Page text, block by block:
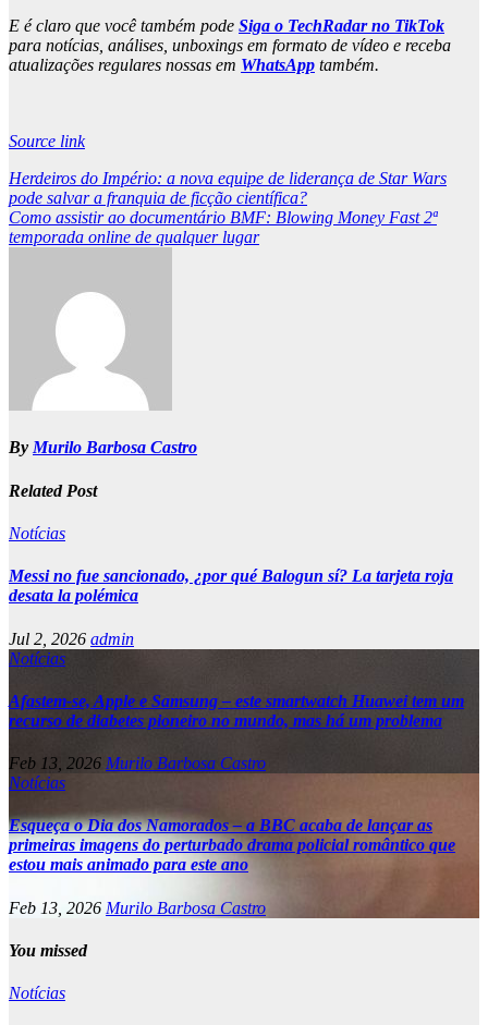
E é claro que você também pode Siga o TechRadar no TikTok
para notícias, análises, unboxings em formato de vídeo e receba
atualizações regulares nossas em WhatsApp também.
Source link
Post
navigation
Herdeiros do Império: a nova equipe de liderança de Star Wars
pode salvar a franquia de ficção científica?
Como assistir ao documentário BMF: Blowing Money Fast 2ª
temporada online de qualquer lugar
ByMurilo Barbosa Castro
Related Post
Notícias
Messi no fue sancionado, ¿por qué Balogun sí? La tarjeta roja
desata la polémica
Jul 2, 2026 admin
Notícias
Afastem-se, Apple e Samsung – este smartwatch Huawei tem um
recurso de diabetes pioneiro no mundo, mas há um problema
Feb 13, 2026 Murilo Barbosa Castro
Notícias
Esqueça o Dia dos Namorados – a BBC acaba de lançar as
primeiras imagens do perturbado drama policial romântico que
estou mais animado para este ano
Feb 13, 2026 Murilo Barbosa Castro
You missed
Notícias